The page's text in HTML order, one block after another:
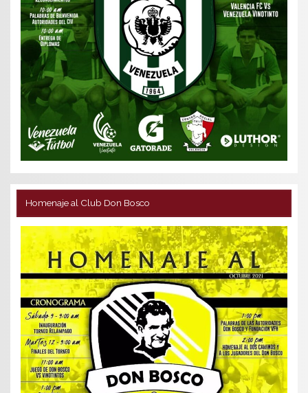
Homenaje al Club Don Bosco